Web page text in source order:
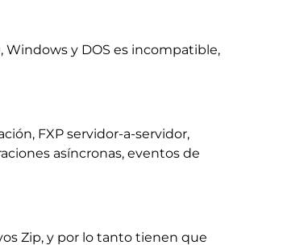
Windows y DOS es incompatible,
FXP servidor-a-servidor,
asíncronas, eventos de
Zip, y por lo tanto tienen que